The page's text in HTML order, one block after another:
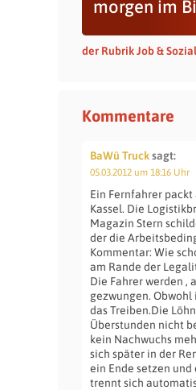
morgen im
der Rubrik Job &
Kommentare
BaWü Trucksagt:
05.03.2012 um 18:16 Uhr
Ein Fernfahrer packt
Kassel. Die
Magazin Stern
der die
Kommentar: Wie
am Rande der
Die Fahrer werden ,
gezwungen.
das Treiben.Die
Überstunden nicht
kein Nachwuchs
sich später in der
ein Ende setzen
trennt sich